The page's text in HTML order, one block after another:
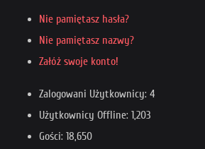
Nie pamiętasz hasła?
Nie pamiętasz nazwy?
Załóż swoje konto!
Zalogowani Użytkownicy: 4
Użytkownicy Offline: 1,203
Gości: 18,650